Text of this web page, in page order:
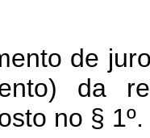
de
da
no § 1º.